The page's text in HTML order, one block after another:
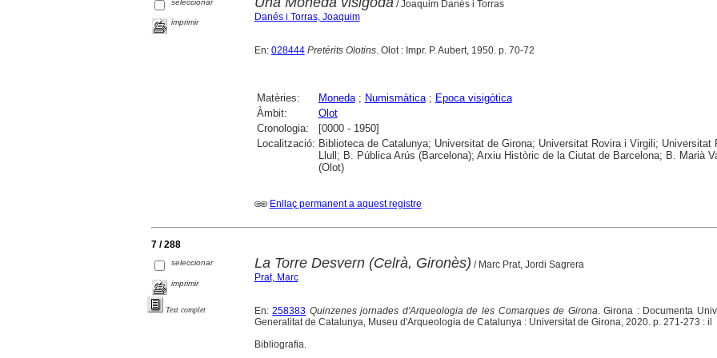
seleccionar
imprimir
/ Joaquim Danés i Torras
Danés i Torras, Joaquim
En: 028444 Pretérits Olotins. Olot : Impr. P. Aubert, 1950. p. 70-72
Matèries: Moneda; Numismàtica; Epoca visigòtica
Àmbit:
Olot
Cronologia:
[0000 - 1950]
Localització: Biblioteca de Catalunya; Universitat de Girona; Universitat Rovira i Virgili; Universitat
Llull; B. Pública Arús (Barcelona); Arxiu Històric de la Ciutat de Barcelona; B. Marià
(Olot)
Enllaç permanent a aquest registre
7 / 288
seleccionar
imprimir
Text complet
La Torre Desvern (Celrà, Gironès) / Marc Prat, Jordi Sagrera
Prat, Marc
En:258383 Quinzenes jornades d'Arqueologia de les Comarques de Girona . Girona : Documenta
Generalitat de Catalunya, Museu d'Arqueologia de Catalunya : Universitat de Girona, 2020. p. 271-273 : il
Bibliografia.